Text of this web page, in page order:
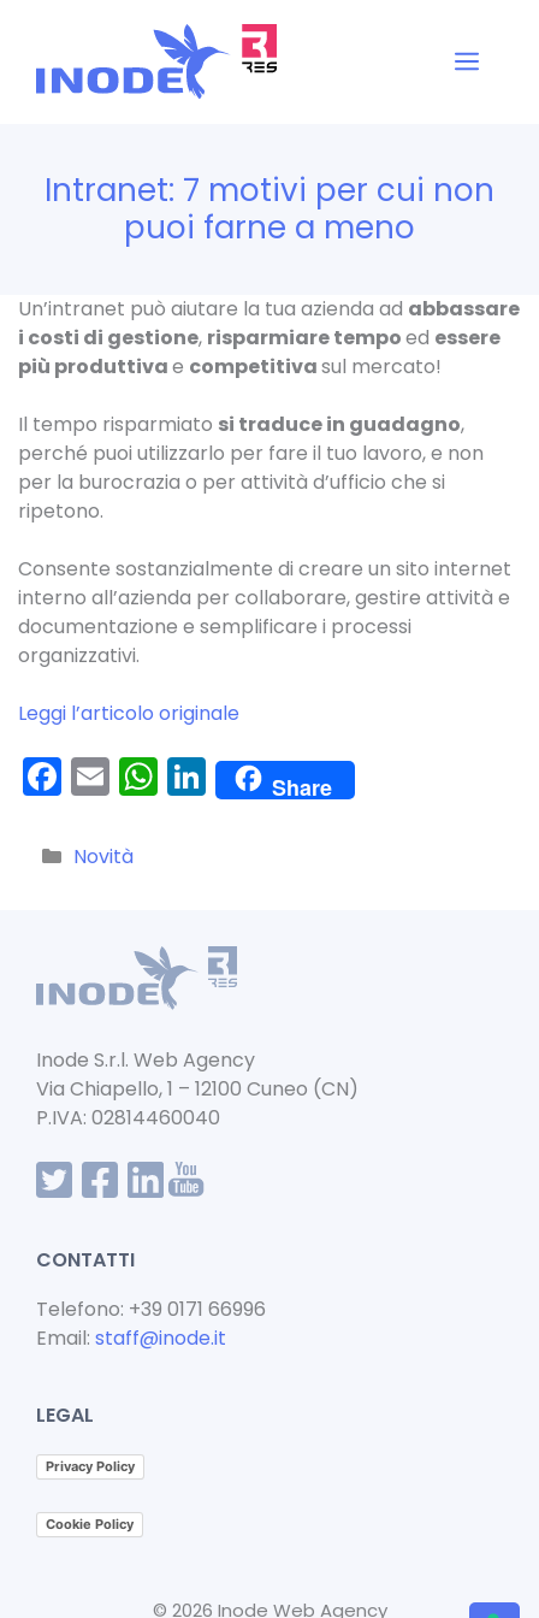
contenuto
Intranet: 7 motivi per cui non
puoi farne a meno
Un’intranet può aiutare la tua azienda ad abbassare
i costi di gestione, risparmiare tempoed essere
più produttivae competitivasul mercato!
Il tempo risparmiato si traduce in guadagno,
perché puoi utilizzarlo per fare il tuo lavoro, e non
per la burocrazia o per attività d’ufficio che si
ripetono.
Consente sostanzialmente di creare un sito internet
interno all’azienda per collaborare, gestire attività e
documentazione e semplificare i processi
organizzativi.
Leggi l’articolo originale
F
c
o
o
k
E
ai
W
p
p
Li
n
n
Share
Categorie
Novità
Inode S.r.l. Web Agency
Via Chiapello, 1 – 12100 Cuneo (CN)
P.IVA: 02814460040
CONTATTI
Telefono: +39 0171 66996
Email: staff@inode.it
LEGAL
Privacy Policy
Cookie Policy
© 2026 Inode Web Agency